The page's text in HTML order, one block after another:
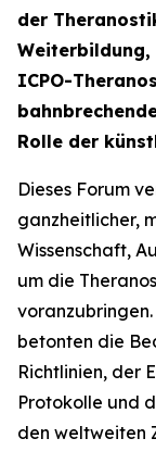
der
Weiterbildung,
ICPO-
Rolle der
Dieses Forum
ganzheitlicher,
Wissenschaft,
um die
betonten die
Richtlinien, der
Protokolle und
den weltweiten